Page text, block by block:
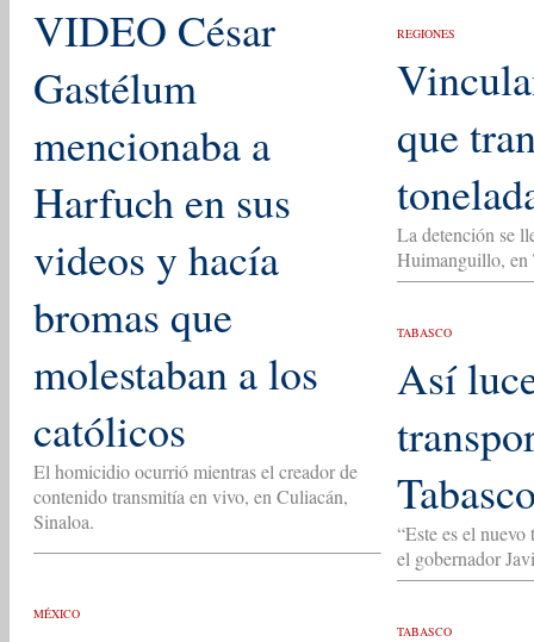
VIDEO César
Gastélum
mencionaba a
Harfuch en sus
videos y hacía
bromas que
molestaban a los
católicos
El homicidio ocurrió mientras el creador de
contenido transmitía en vivo, en Culiacán,
Sinaloa.
MÉXICO
REGIONES
que
La detención se
Huimanguillo, en
TABASCO
Así
“Este es el
el gobernador
TABASCO